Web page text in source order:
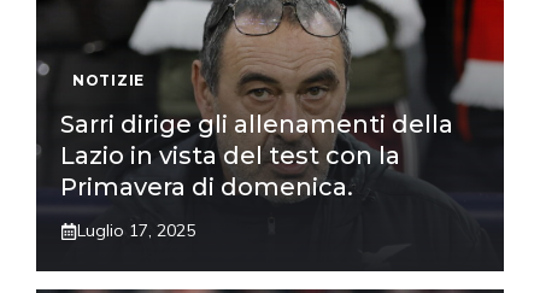
NOTIZIE
Sarri dirige gli allenamenti della
Lazio in vista del test con la
Primavera di domenica.
Luglio 17, 2025